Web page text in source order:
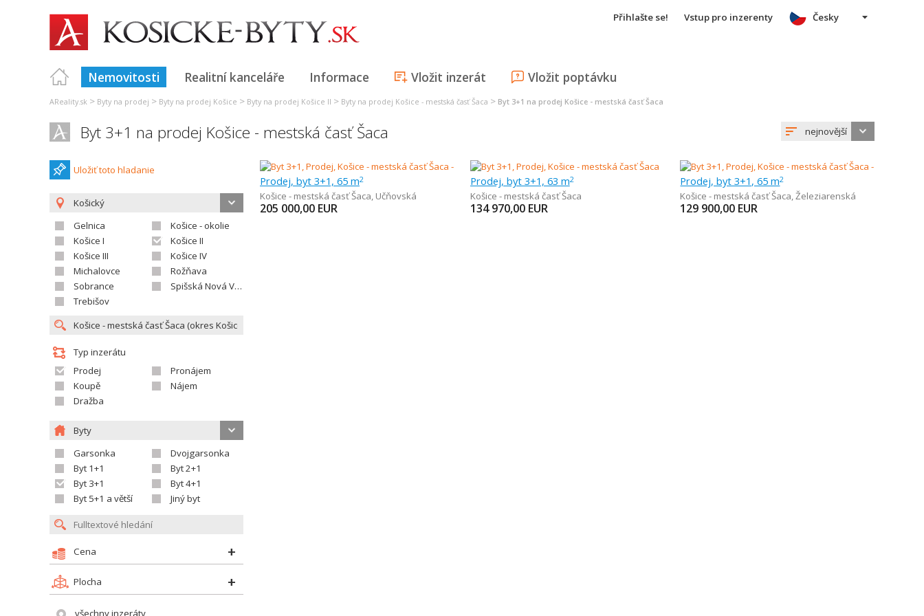
Přihlašte se! Vstup pro inzerenty
Nemovitosti Realitní kanceláře Informace Vložit inzerát Vložit poptávku
Česky
AReality.sk > Byty na prodej > Byty na prodej Košice > Byty na prodej Košice II > Byty na prodej Košice - mestská časť Šaca > Byt 3+1 na prodej Košice - mestská časť Šaca
Byt 3+1 na prodej Košice - mestská časť Šaca nejnovější
Uložiť toto hladanie
Košický
Gelnica
Košice - okolie
Košice I
Košice II
Košice III
Košice IV
Michalovce
Rožňava
Sobrance
Spišská Nová Ves
Trebišov
Typ inzerátu
Prodej
Pronájem
Koupě
Nájem
Dražba
Byty
Garsonka
Dvojgarsonka
Byt 1+1
Byt 2+1
Byt 3+1
Byt 4+1
Byt 5+1 a větší
Jiný byt
Cena
Plocha
všechny inzeráty
Prodej, byt 3+1, 65 m2
Košice - mestská časť Šaca, Učňovská
205 000,00 EUR
Prodej, byt 3+1, 63 m2
Košice - mestská časť Šaca
134 970,00 EUR
Prodej, byt 3+1, 65 m2
Košice - mestská časť Šaca,Železiarenská
129 900,00 EUR